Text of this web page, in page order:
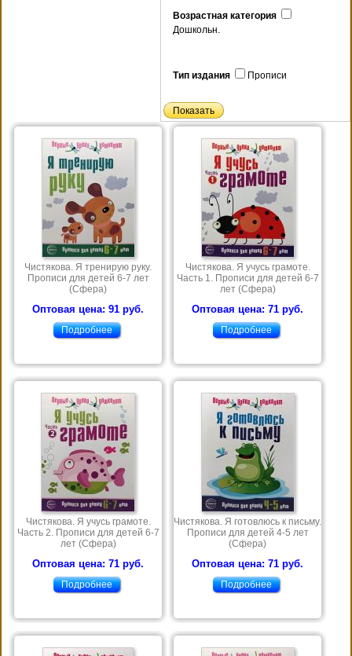
Возрастная категория
Дошкольн.
Тип издания Прописи
Чистякова. Я тренирую руку.
Прописи для детей 6-7 лет
(Сфера)
Оптовая цена: 91 руб.
Подробнее
Чистякова. Я учусь грамоте.
Часть 1. Прописи для детей 6-7
лет (Сфера)
Оптовая цена: 71 руб.
Подробнее
Чистякова. Я учусь грамоте.
Часть 2. Прописи для детей 6-7
лет (Сфера)
Оптовая цена: 71 руб.
Подробнее
Чистякова. Я готовлюсь к письму.
Прописи для детей 4-5 лет
(Сфера)
Оптовая цена: 71 руб.
Подробнее